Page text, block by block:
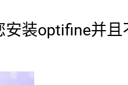
安装optifine并且